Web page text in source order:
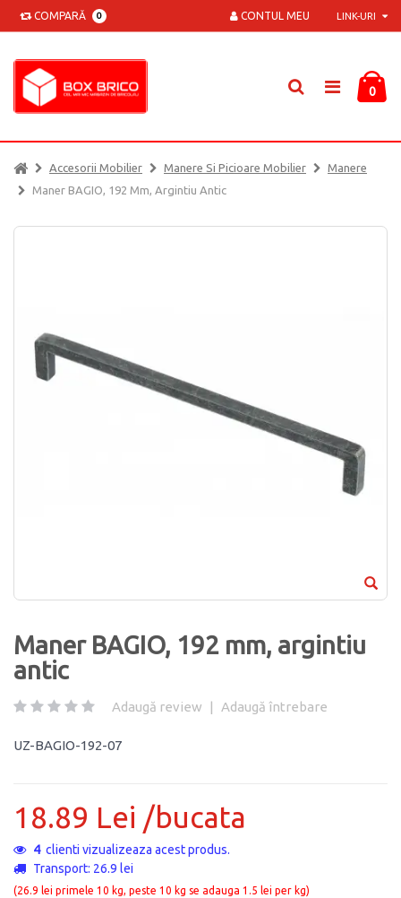
COMPARĂ 0 LINK-URI
CONTUL MEU
0
Accesorii Mobilier Manere Si Picioare Mobilier
Manere
Maner BAGIO, 192 Mm, Argintiu Antic
Maner BAGIO, 192 mm, argintiu
antic
Adaugă review | Adaugă întrebare
UZ-BAGIO-192-07
18.89 Lei /bucata
4clienti vizualizeaza acest produs.
Transport: 26.9 lei
(26.9 lei primele 10 kg, peste 10 kg se adauga 1.5 lei per kg)